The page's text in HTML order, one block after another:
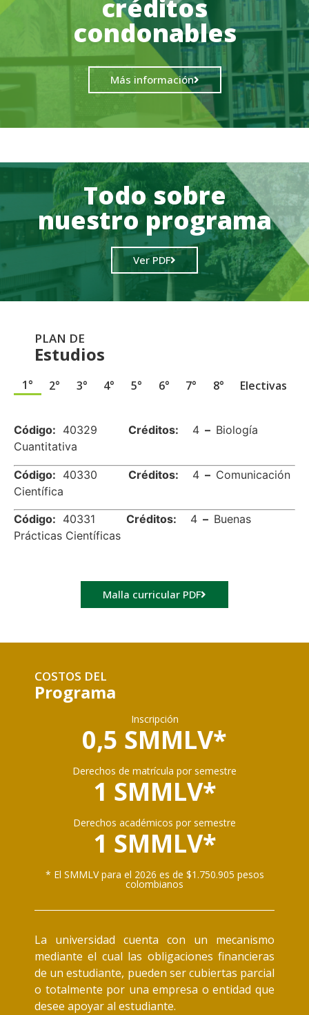
créditos
condonables
Más información
Todo sobre
nuestro programa
Ver PDF
PLAN DE
Estudios
1° 2° 3° 4° 5° 6° 7° 8° Electivas
Código: 40329 Créditos: 4 – Biología
Cuantitativa
Código: 40330 Créditos: 4 – Comunicación
Científica
Código: 40331 Créditos: 4 – Buenas
Prácticas Científicas
Malla curricular PDF
COSTOS DEL
Programa
Inscripción
0,5 SMMLV*
Derechos de matrícula por semestre
1 SMMLV*
Derechos académicos por semestre
1 SMMLV*
* El SMMLV para el 2026 es de $1.750.905 pesos
colombianos
La universidad cuenta con un mecanismo
mediante el cual las obligaciones financieras
de un estudiante, pueden ser cubiertas parcial
o totalmente por una empresa o entidad que
desee apoyar al estudiante.